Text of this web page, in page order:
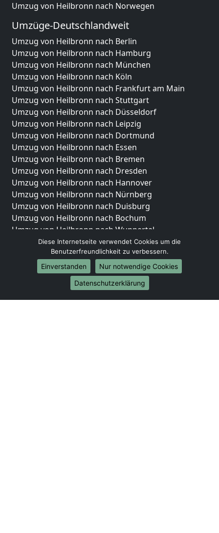
Umzug von Heilbronn nach Norwegen
Umzüge-Deutschlandweit
Umzug von Heilbronn nach Berlin
Umzug von Heilbronn nach Hamburg
Umzug von Heilbronn nach München
Umzug von Heilbronn nach Köln
Umzug von Heilbronn nach Frankfurt am Main
Umzug von Heilbronn nach Stuttgart
Umzug von Heilbronn nach Düsseldorf
Umzug von Heilbronn nach Leipzig
Umzug von Heilbronn nach Dortmund
Umzug von Heilbronn nach Essen
Umzug von Heilbronn nach Bremen
Umzug von Heilbronn nach Dresden
Umzug von Heilbronn nach Hannover
Umzug von Heilbronn nach Nürnberg
Umzug von Heilbronn nach Duisburg
Umzug von Heilbronn nach Bochum
Umzug von Heilbronn nach Wuppertal
Umzug von Heilbronn nach Bielefeld
Umzug von Heilbronn nach Bonn
Umzug von Heilbronn nach Münster
Internationale-Umzüge
Umzug von Heilbronn nach Brasilien
Diese Internetseite verwendet Cookies um die
Benutzerfreundlichkeit zu verbessern.
Einverstanden
Nur notwendige Cookies
Datenschutzerklärung